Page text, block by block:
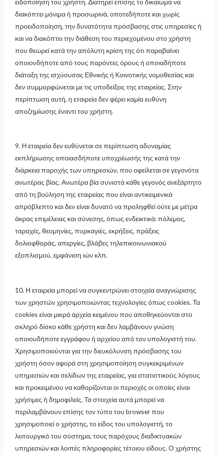
διακόπτει μόνιμα ή προσωρινά, οποτεδήποτε και χωρίς
προειδοποίηση, την δυνατότητα πρόσβασης στις υπηρεσίες ή
και να διακόπτει την διάθεση του περιεχομένου στο χρήστη
που θεωρεί κατά την απόλυτη κρίση της ότι παραβαίνει
οποιονδήποτε από τους παρόντες όρους ή οποιαδήποτε
διάταξη της ισχύουσας Εθνικής ή Κοινοτικής νομοθεσίας και
δεν συμμορφώνεται με τις υποδείξεις της εταιρείας. Στην
περίπτωση αυτή, η εταιρεία δεν φέρει καμία ευθύνη
αποζημίωσης έναντι του χρήστη.
9. Η εταιρεία δεν ευθύνεται σε περίπτωση αδυναμίας
εκπλήρωσης οποιασδήποτε υποχρέωσής της κατά την
διάρκεια παροχής των υπηρεσιών, που οφείλεται σε γεγονότα
ανωτέρας βίας. Ανωτέρα βία συνιστά κάθε γεγονός ανεξάρτητο
από τη βούληση της εταιρείας που είναι αντικειμενικά
απρόβλεπτο και δεν είναι δυνατό να προληφθεί ούτε με μέτρα
άκρας επιμέλειας και σύνεσης, όπως ενδεικτικά: πόλεμος,
ταραχές, θεομηνίες, πυρκαγιές, εκρήξεις, πράξεις
δολιοφθοράς, απεργίες, βλάβες τηλεπικοινωνιακού
εξοπλισμού, εμφάνιση ιών κλπ.
10. Η εταιρεία μπορεί να συγκεντρώνει στοιχεία αναγνώρισης
των χρηστών χρησιμοποιώντας τεχνολογίες όπως cookies. Τα
cookies είναι μικρά αρχεία κειμένου που αποθηκεύονται στο
σκληρό δίσκο κάθε χρήστη και δεν λαμβάνουν γνώση
οποιουδήποτε εγγράφου ή αρχείου από τον υπολογιστή του.
Χρησιμοποιούνται για την διευκόλυνση πρόσβασης του
χρήστη όσον αφορά στη χρησιμοποίηση συγκεκριμένων
υπηρεσιών και σελίδων της εταιρείας, για στατιστικούς λόγους
και προκειμένου να καθορίζονται οι περιοχές οι οποίες είναι
χρήσιμες ή δημοφιλείς. Τα στοιχεία αυτά μπορεί να
περιλαμβάνουν επίσης τον τύπο του browser που
χρησιμοποιεί ο χρήστης, το είδος του υπολογιστή, το
λειτουργικό του σύστημα, τους παρόχους διαδικτυακών
υπηρεσιών και λοιπές πληροφορίες τέτοιου είδους. Ο χρήστης